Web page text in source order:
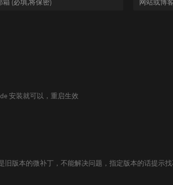
安装就可以，重启生效
旧版本的微补丁，不能解决问题，指定版本的话提示